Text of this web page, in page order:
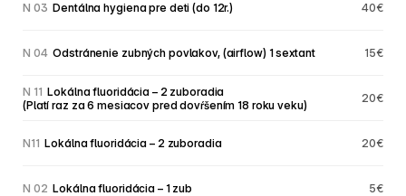
N 03 Dentálna hygiena pre deti (do 12r.) 40€
N 04 Odstránenie zubných povlakov, (airflow) 1 sextant 15€
N 11 Lokálna fluoridácia – 2 zuboradia
(Platí raz za 6 mesiacov pred dovŕšením 18 roku veku)
20€
N11 Lokálna fluoridácia – 2 zuboradia 20€
N 02 Lokálna fluoridácia – 1 zub 5€